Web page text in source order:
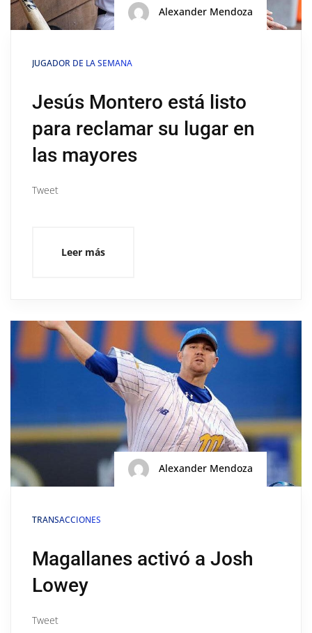
Alexander Mendoza
JUGADOR DE LA SEMANA
Jesús Montero está listo
para reclamar su lugar en
las mayores
Tweet
Leer más
Alexander Mendoza
TRANSACCIONES
Magallanes activó a Josh
Lowey
Tweet